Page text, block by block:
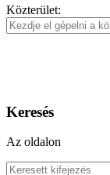
Közterület:
Keresés
Az oldalon